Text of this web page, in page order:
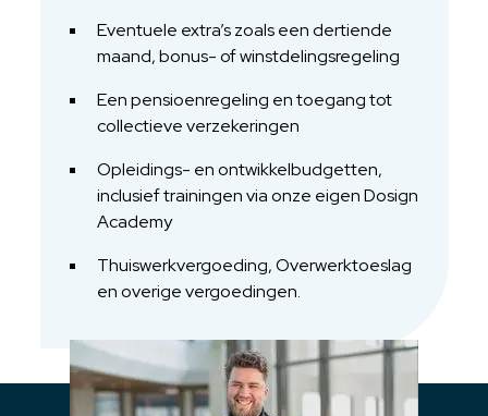
Eventuele extra’s zoals een dertiende
maand, bonus- of winstdelingsregeling
Een pensioenregeling en toegang tot
collectieve verzekeringen
Opleidings- en ontwikkelbudgetten,
inclusief trainingen via onze eigen Dosign
Academy
Thuiswerkvergoeding, Overwerktoeslag
en overige vergoedingen.